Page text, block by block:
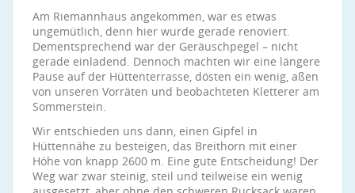
Am Riemannhaus angekommen, war es etwas
ungemütlich, denn hier wurde gerade renoviert.
Dementsprechend war der Geräuschpegel – nicht
gerade einladend. Dennoch machten wir eine längere
Pause auf der Hüttenterrasse, dösten ein wenig, aßen
von unseren Vorräten und beobachteten Kletterer am
Sommerstein.
Wir entschieden uns dann, einen Gipfel in
Hüttennähe zu besteigen, das Breithorn mit einer
Höhe von knapp 2600 m. Eine gute Entscheidung! Der
Weg war zwar steinig, steil und teilweise ein wenig